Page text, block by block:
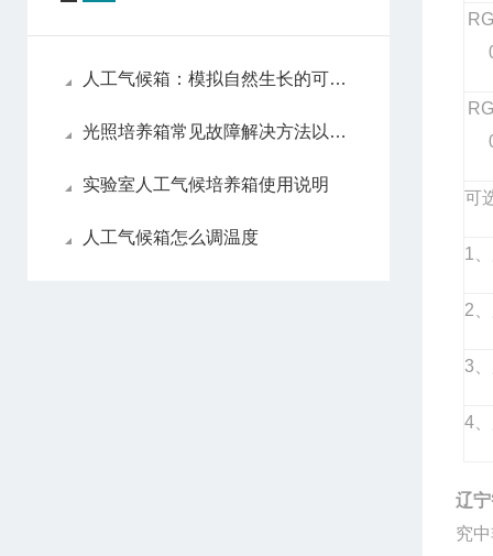
人工气候箱：模拟自然生长的可控空间
光照培养箱常见故障解决方法以及分析
实验室人工气候培养箱使用说明
人工气候箱怎么调温度
可
1
2
3
4
辽
究